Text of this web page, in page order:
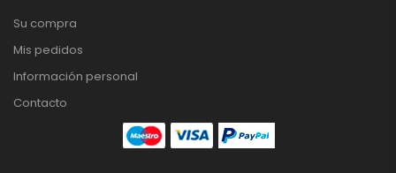
Su compra
Mis pedidos
Información personal
Contacto